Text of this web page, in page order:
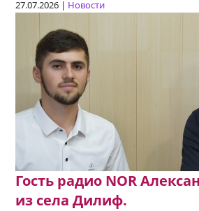
27.07.2026 | Новости
Гость радио NOR
из села Дилиф.